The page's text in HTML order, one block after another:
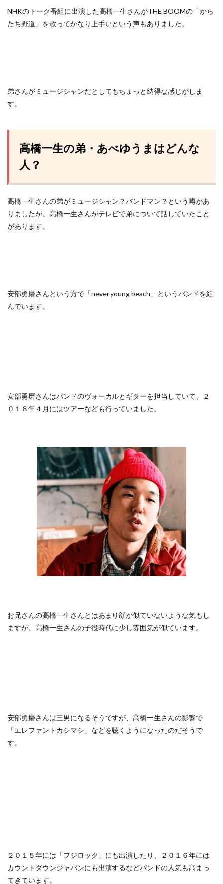
NHKのトーク番組に出演した高橋一生さんがTHE BOOMの「から
たち野道」を歌ってかなり上手いという声もありました。
弟さんがミュージシャンだとしてもちょっと納得な感じがしま
す。
高橋一生の弟・あべゆうまはどんな
人？
高橋一生さんの弟がミュージシャン？バンドマン？という噂があ
りましたが、高橋一生さんがテレビで弟について話していたこと
があります。
安部勇磨さんという方で「never young beach」というバンドを組
んでいます。
安部勇磨さんはバンドのヴォーカルとギターを担当していて、２
０１８年４月にはツアーなども行っていました。
お兄さんの高橋一生さんとはあまり顔が似ていないような気もし
ますが、高橋一生さんの子役時代に少し雰囲気が似ています。
安部勇磨さんは三男になるそうですが、高橋一生さんの影響で
「エレファントカシマシ」などを聴くようになったのだそうで
す。
２０１５年には「フジロック」にも出演したり、２０１６年には
カウントダウンジャパンにも出演するなどバンドの人気も高まっ
てきています。